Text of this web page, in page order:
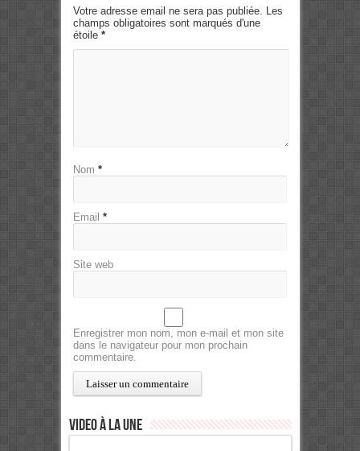
Votre adresse email ne sera pas publiée. Les
champs obligatoires sont marqués d'une
étoile *
Nom *
Email *
Site web
Enregistrer mon nom, mon e-mail et mon site
dans le navigateur pour mon prochain
commentaire.
Video à la Une